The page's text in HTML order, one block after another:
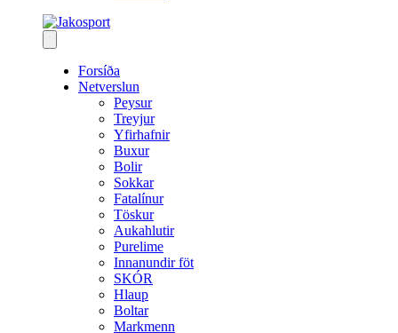
Forsíða
Netverslun
Peysur
Treyjur
Yfirhafnir
Buxur
Bolir
Sokkar
Fatalínur
Töskur
Aukahlutir
Purelime
Innanundir föt
SKÓR
Hlaup
Boltar
Markmenn